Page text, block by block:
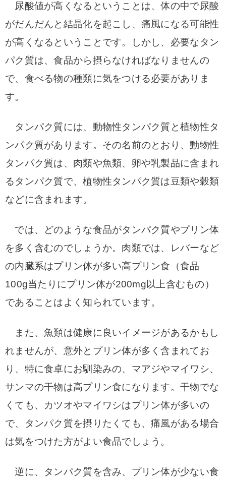
尿酸値が高くなるということは、体の中で尿酸
がだんだんと結晶化を起こし、痛風になる可能性
が高くなるということです。しかし、必要なタン
パク質は、食品から摂らなければなりませんの
で、食べる物の種類に気をつける必要がありま
す。
タンパク質には、動物性タンパク質と植物性タ
ンパク質があります。その名前のとおり、動物性
タンパク質は、肉類や魚類、卵や乳製品に含まれ
るタンパク質で、植物性タンパク質は豆類や穀類
などに含まれます。
では、どのような食品がタンパク質やプリン体
を多く含むのでしょうか。肉類では、レバーなど
の内臓系はプリン体が多い高プリン食（食品
100g当たりにプリン体が200mg以上含むもの）
であることはよく知られています。
また、魚類は健康に良いイメージがあるかもし
れませんが、意外とプリン体が多く含まれてお
り、特に食卓にお馴染みの、マアジやマイワシ、
サンマの干物は高プリン食になります。干物でな
くても、カツオやマイワシはプリン体が多いの
で、タンパク質を摂りたくても、痛風がある場合
は気をつけた方がよい食品でしょう。
逆に、タンパク質を含み、プリン体が少ない食